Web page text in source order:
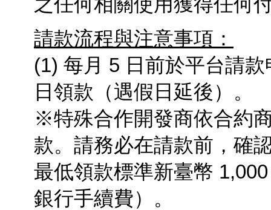
請款流程與注意事項：
(1) 每月 5 日前於平台請
日領款（遇假日延後）。
※特殊合作開發商依合約
款。請務必在請款前，確
最低領款標準新臺幣
銀行手續費）。